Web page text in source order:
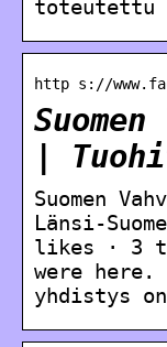
toteutettu
http s://
|
Suomen
Länsi-
likes · 3
were here.
yhdistys